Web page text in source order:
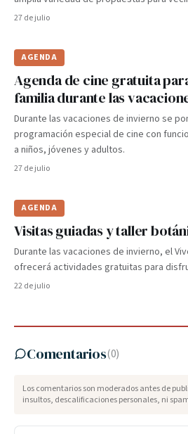
27 de julio
AGENDA
Agenda de cine gratuita
familia durante las
Durante las vacaciones de invierno se
programación especial de cine con
a niños, jóvenes y adultos.
27 de julio
AGENDA
Visitas guiadas y taller
Durante las vacaciones de invierno, el
ofrecerá actividades gratuitas para
22 de julio
Comentarios(0)
Los comentarios son moderados antes de
insultos, descalificaciones personales, ni